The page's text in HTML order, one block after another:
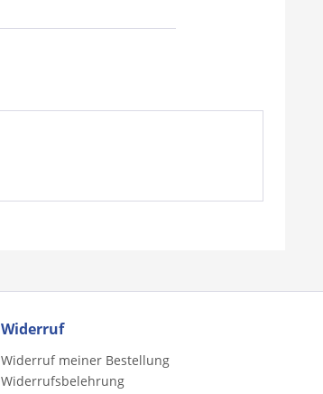
Widerruf
Widerruf meiner Bestellung
Widerrufsbelehrung